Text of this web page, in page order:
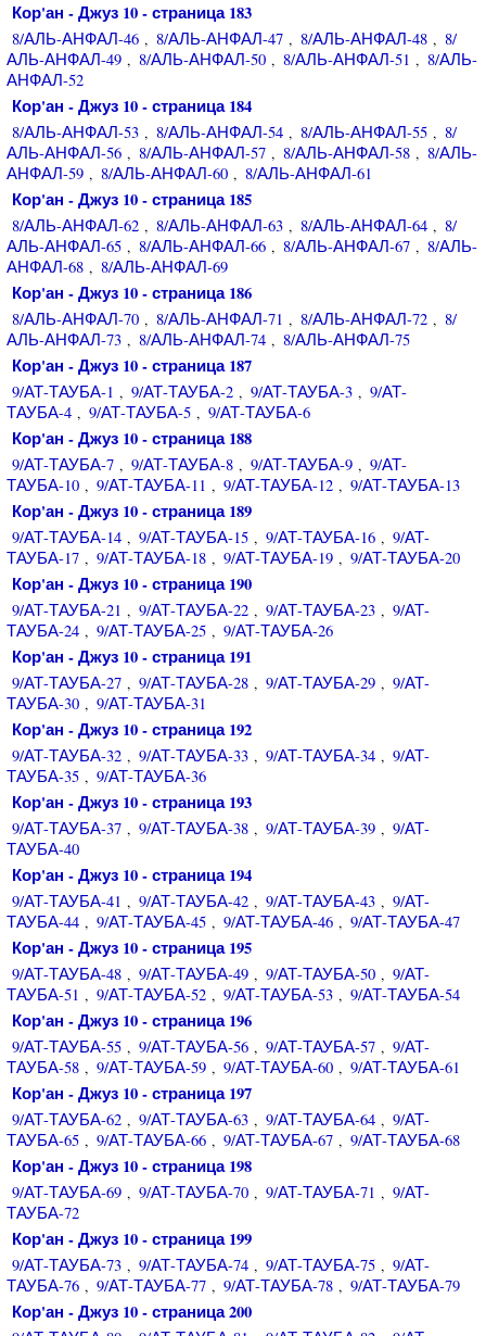
Кор'ан - Джуз 10 - страница 183
8/АЛЬ-АНФАЛ-46 , 8/АЛЬ-АНФАЛ-47 , 8/АЛЬ-АНФАЛ-48 , 8/
АЛЬ-АНФАЛ-49 , 8/АЛЬ-АНФАЛ-50 , 8/АЛЬ-АНФАЛ-51 , 8/АЛЬ-
АНФАЛ-52
Кор'ан - Джуз 10 - страница 184
8/АЛЬ-АНФАЛ-53 , 8/АЛЬ-АНФАЛ-54 , 8/АЛЬ-АНФАЛ-55 , 8/
АЛЬ-АНФАЛ-56 , 8/АЛЬ-АНФАЛ-57 , 8/АЛЬ-АНФАЛ-58 , 8/АЛЬ-
АНФАЛ-59 , 8/АЛЬ-АНФАЛ-60 , 8/АЛЬ-АНФАЛ-61
Кор'ан - Джуз 10 - страница 185
8/АЛЬ-АНФАЛ-62 , 8/АЛЬ-АНФАЛ-63 , 8/АЛЬ-АНФАЛ-64 , 8/
АЛЬ-АНФАЛ-65 , 8/АЛЬ-АНФАЛ-66 , 8/АЛЬ-АНФАЛ-67 , 8/АЛЬ-
АНФАЛ-68 , 8/АЛЬ-АНФАЛ-69
Кор'ан - Джуз 10 - страница 186
8/АЛЬ-АНФАЛ-70 , 8/АЛЬ-АНФАЛ-71 , 8/АЛЬ-АНФАЛ-72 , 8/
АЛЬ-АНФАЛ-73 , 8/АЛЬ-АНФАЛ-74 , 8/АЛЬ-АНФАЛ-75
Кор'ан - Джуз 10 - страница 187
9/АТ-ТАУБА-1 , 9/АТ-ТАУБА-2 , 9/АТ-ТАУБА-3 , 9/АТ-
ТАУБА-4 , 9/АТ-ТАУБА-5 , 9/АТ-ТАУБА-6
Кор'ан - Джуз 10 - страница 188
9/АТ-ТАУБА-7 , 9/АТ-ТАУБА-8 , 9/АТ-ТАУБА-9 , 9/АТ-
ТАУБА-10 , 9/АТ-ТАУБА-11 , 9/АТ-ТАУБА-12 , 9/АТ-ТАУБА-13
Кор'ан - Джуз 10 - страница 189
9/АТ-ТАУБА-14 , 9/АТ-ТАУБА-15 , 9/АТ-ТАУБА-16 , 9/АТ-
ТАУБА-17 , 9/АТ-ТАУБА-18 , 9/АТ-ТАУБА-19 , 9/АТ-ТАУБА-20
Кор'ан - Джуз 10 - страница 190
9/АТ-ТАУБА-21 , 9/АТ-ТАУБА-22 , 9/АТ-ТАУБА-23 , 9/АТ-
ТАУБА-24 , 9/АТ-ТАУБА-25 , 9/АТ-ТАУБА-26
Кор'ан - Джуз 10 - страница 191
9/АТ-ТАУБА-27 , 9/АТ-ТАУБА-28 , 9/АТ-ТАУБА-29 , 9/АТ-
ТАУБА-30 , 9/АТ-ТАУБА-31
Кор'ан - Джуз 10 - страница 192
9/АТ-ТАУБА-32 , 9/АТ-ТАУБА-33 , 9/АТ-ТАУБА-34 , 9/АТ-
ТАУБА-35 , 9/АТ-ТАУБА-36
Кор'ан - Джуз 10 - страница 193
9/АТ-ТАУБА-37 , 9/АТ-ТАУБА-38 , 9/АТ-ТАУБА-39 , 9/АТ-
ТАУБА-40
Кор'ан - Джуз 10 - страница 194
9/АТ-ТАУБА-41 , 9/АТ-ТАУБА-42 , 9/АТ-ТАУБА-43 , 9/АТ-
ТАУБА-44 , 9/АТ-ТАУБА-45 , 9/АТ-ТАУБА-46 , 9/АТ-ТАУБА-47
Кор'ан - Джуз 10 - страница 195
9/АТ-ТАУБА-48 , 9/АТ-ТАУБА-49 , 9/АТ-ТАУБА-50 , 9/АТ-
ТАУБА-51 , 9/АТ-ТАУБА-52 , 9/АТ-ТАУБА-53 , 9/АТ-ТАУБА-54
Кор'ан - Джуз 10 - страница 196
9/АТ-ТАУБА-55 , 9/АТ-ТАУБА-56 , 9/АТ-ТАУБА-57 , 9/АТ-
ТАУБА-58 , 9/АТ-ТАУБА-59 , 9/АТ-ТАУБА-60 , 9/АТ-ТАУБА-61
Кор'ан - Джуз 10 - страница 197
9/АТ-ТАУБА-62 , 9/АТ-ТАУБА-63 , 9/АТ-ТАУБА-64 , 9/АТ-
ТАУБА-65 , 9/АТ-ТАУБА-66 , 9/АТ-ТАУБА-67 , 9/АТ-ТАУБА-68
Кор'ан - Джуз 10 - страница 198
9/АТ-ТАУБА-69 , 9/АТ-ТАУБА-70 , 9/АТ-ТАУБА-71 , 9/АТ-
ТАУБА-72
Кор'ан - Джуз 10 - страница 199
9/АТ-ТАУБА-73 , 9/АТ-ТАУБА-74 , 9/АТ-ТАУБА-75 , 9/АТ-
ТАУБА-76 , 9/АТ-ТАУБА-77 , 9/АТ-ТАУБА-78 , 9/АТ-ТАУБА-79
Кор'ан - Джуз 10 - страница 200